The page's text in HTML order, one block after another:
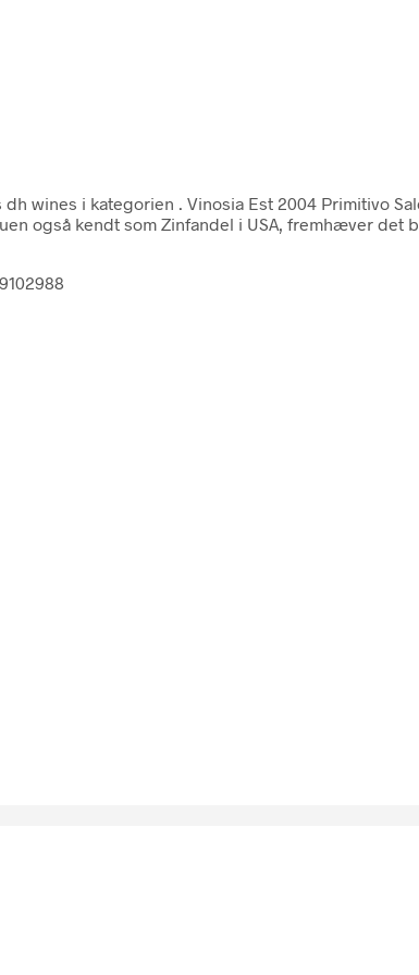
dh wines i kategorien
. Vinosia Est 2004 Primitivo
også kendt som Zinfandel i USA, fremhæver det